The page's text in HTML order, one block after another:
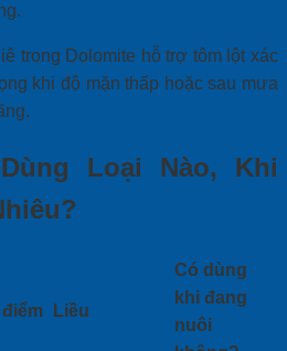
trong Dolomite hỗ trợ tôm lột xác
khi độ mặn thấp hoặc sau mưa
Loại Nào, Khi
Liều
Có dùng
khi đang
nuôi